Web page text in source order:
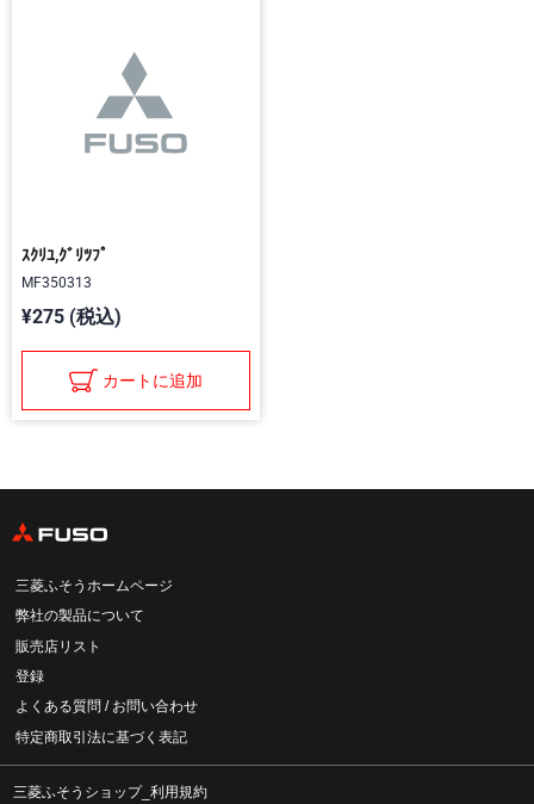
ｽｸﾘﾕ,ｸﾞﾘﾂﾌﾟ
MF350313
¥275 (税込)
カートに追加
三菱ふそうホームページ
弊社の製品について
販売店リスト
登録
よくある質問 / お問い合わせ
特定商取引法に基づく表記
三菱ふそうショップ_利用規約